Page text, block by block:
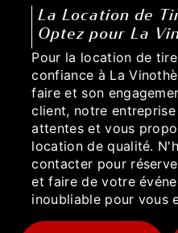
La Location de
Optez pour La
Pour la location de
confiance à La
faire et son
client, notre
attentes et vous
location de qualité.
contacter pour
et faire de votre
inoubliable pour vous